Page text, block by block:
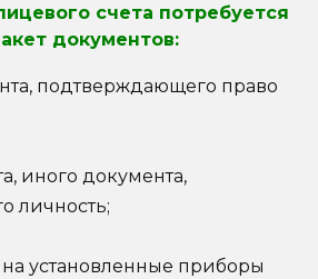
счета потребуется
документов:
подтверждающего право
иного документа,
личность;
установленные приборы